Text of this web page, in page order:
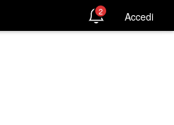
2 Accedi